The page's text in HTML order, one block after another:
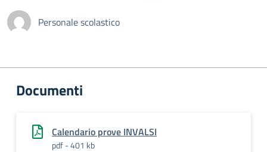
Personale scolastico
Documenti
Calendario prove INVALSI
pdf - 401 kb